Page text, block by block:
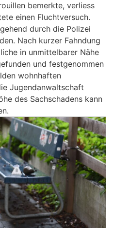
bemerkte, verliess
einen Fluchtversuch.
durch die Polizei
Nach kurzer Fahndung
in unmittelbarer Nähe
und festgenommen
wohnhaften
Jugendanwaltschaft
des Sachschadens kann